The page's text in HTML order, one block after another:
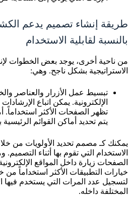
طريقة إنشاء تصميم يدعم
بالنسبة لقابلية الاستخدام
من ناحية أخرى، يوجد بعض الخطوات
الاستراتيجية بشكل ناجح. وهي:
تبسيط عمل الأزرار والعناصر
الإلكترونية. يمكن اتباع
تظهر الصفحات الأكثر استخداماً.
يتم تحديد أماكن القوائم
يمكنك كـ مصمم تحديد الأولويات من
الاستخدام التي تقوم بها أثناء التصميم.
الصفحات زيارة داخل المواقع
خيارات التطبيقات الأكثر استخداماً من
لتسجيل عدد المرات التي يستخدم فيها
المختلفة داخله.